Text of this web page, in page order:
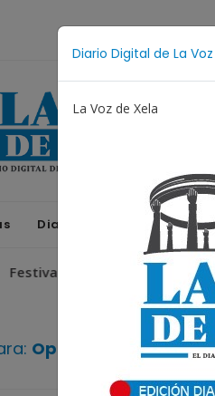
Diario Digital de La
La Voz de Xela
Diario Digital
de Bandas 2026
Operativo